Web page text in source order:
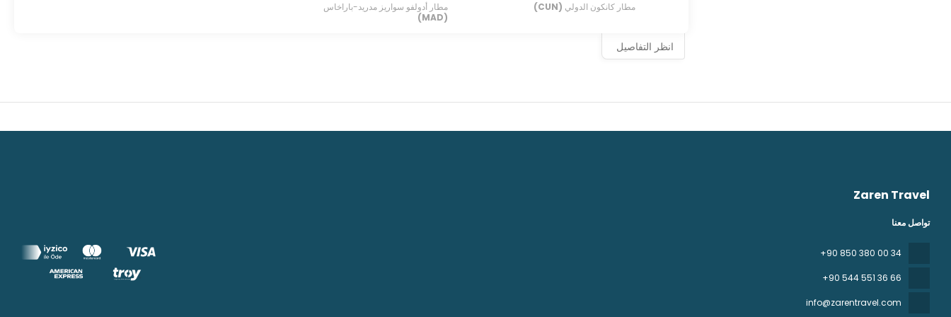
Featured amenities include dry cleaning/laundry services, a 24-hour front desk, and multilingual staff. Planning an event in Cancun?
This hotel has facilities measuring 417 square feet (39 square meters), including conference space. Free self parking is available onsite.
مطار كانكون الدولي (CUN)
مطار أدولفو سواريز مدريد-باراخاس
(MAD)
انظر التفاصيل
Zaren Travel
تواصل معنا
+90 850 380 00 34
+90 544 551 36 66
info@zarentravel.com